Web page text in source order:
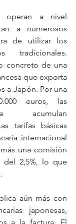
operan a nivel
a numerosos
de utilizar los
tradicionales.
concreto de una
que exporta
a Japón. Por una
euros, las
acumulan
tarifas básicas
internacional
una comisión
del 2,5%, lo que
aún más con
japonesas,
a la factura. El